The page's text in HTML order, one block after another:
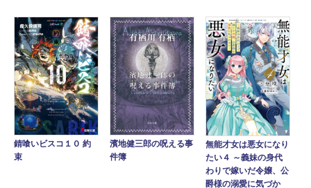
錆喰いビスコ１０ 約
束
濱地健三郎の呪える事
件簿
無能才女は悪女になり
たい４ ～義妹の身代
わりで嫁いだ令嬢、公
爵様の溺愛に気づか